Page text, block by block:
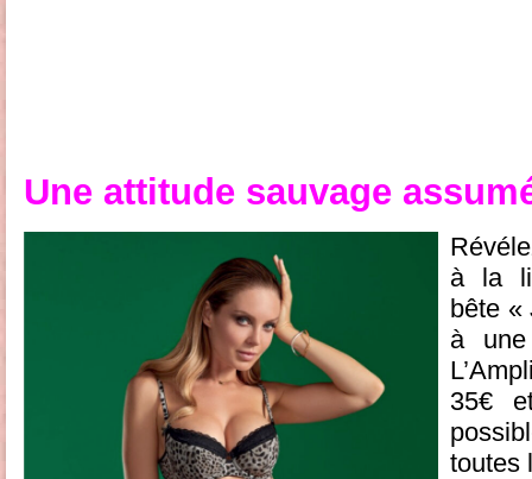
Une attitude sauvage
à la
bête «
à une
35€
toutes